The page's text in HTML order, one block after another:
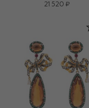
Corrector (7ml)
21 520 ₽